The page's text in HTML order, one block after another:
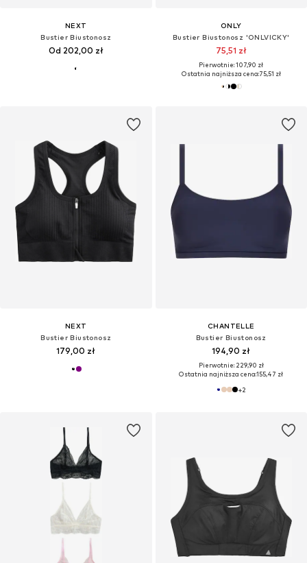
NEXT
Bustier Biustonosz
Od 202,00 zł
ONLY
Bustier Biustonosz 'ONLVICKY'
75,51 zł
Pierwotnie: 107,90 zł
Ostatnia najniższa cena:75,51 zł
NEXT
Bustier Biustonosz
179,00 zł
CHANTELLE
Bustier Biustonosz
194,90 zł
Pierwotnie: 229,90 zł
Ostatnia najniższa cena:155,47 zł
+2